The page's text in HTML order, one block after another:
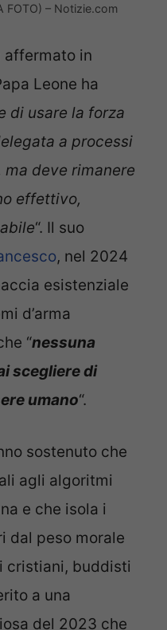
FOTO) – Notizie.com
affermato in
Leone ha
di usare la forza
a processi
deve rimanere
effettivo,
“. Il suo
, nel 2024
esistenziale
d’arma
“nessuna
scegliere di
umano“.
sostenuto che
agli algoritmi
e che isola i
dal peso morale
cristiani, buddisti
a una
del 2023 che